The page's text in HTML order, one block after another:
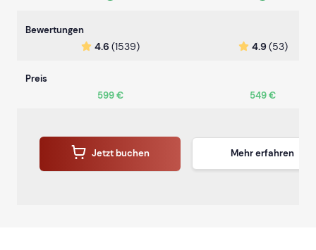
Bewertungen
4.6 (1539) 4.9(53)
Preis
599 €
549 €
Jetzt buchen Mehr erfahren